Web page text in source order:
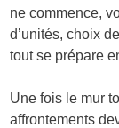
ne commence,
d’unités, choix
tout se prépare
Une fois le mur
affrontements